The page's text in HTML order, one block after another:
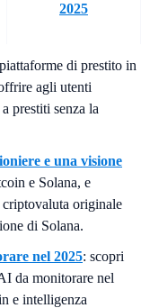
2025
di prestito in
agli utenti
prestiti senza la
e una visione
e Solana, e
originale
di Solana.
nel 2025: scopri
da monitorare nel
e intelligenza